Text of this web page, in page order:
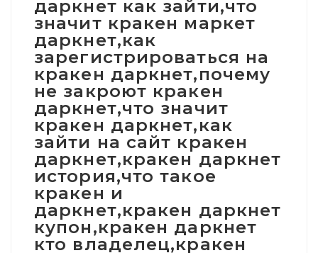
даркнет как зайти,что
значит кракен маркет
даркнет,как
зарегистрироваться на
кракен даркнет,почему
не закроют кракен
даркнет,что значит
кракен даркнет,как
зайти на сайт кракен
даркнет,кракен даркнет
история,что такое
кракен и
даркнет,кракен даркнет
купон,кракен даркнет
кто владелец,кракен